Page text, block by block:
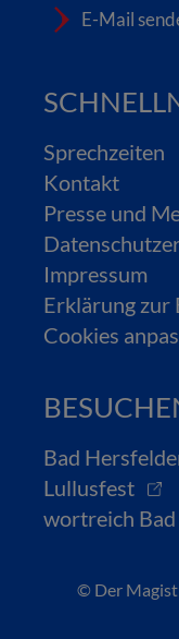
E-Mail
Sprechzeiten
Kontakt
Presse und
Impressum
Erklärung
Cookies
Bad
Lullusfest
wortreich
© Der